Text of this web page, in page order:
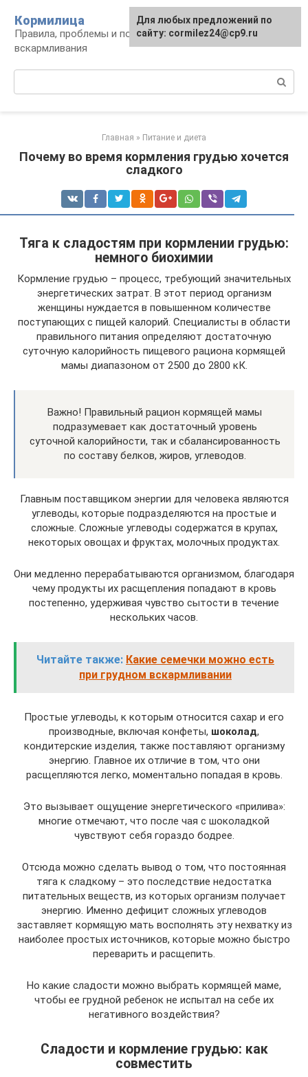
контенту
Кормилица
Правила, проблемы и польза грудного
вскармливания
Главная » Питание и диета
Почему во время кормления грудью хочется
сладкого
Тяга к сладостям при кормлении грудью:
немного биохимии
Кормление грудью – процесс, требующий значительных
энергетических затрат. В этот период организм
женщины нуждается в повышенном количестве
поступающих с пищей калорий. Специалисты в области
правильного питания определяют достаточную
суточную калорийность пищевого рациона кормящей
мамы диапазоном от 2500 до 2800 кК.
Важно! Правильный рацион кормящей мамы
подразумевает как достаточный уровень
суточной калорийности, так и сбалансированность
по составу белков, жиров, углеводов.
Главным поставщиком энергии для человека являются
углеводы, которые подразделяются на простые и
сложные. Сложные углеводы содержатся в крупах,
некоторых овощах и фруктах, молочных продуктах.
Они медленно перерабатываются организмом, благодаря
чему продукты их расщепления попадают в кровь
постепенно, удерживая чувство сытости в течение
нескольких часов.
Читайте также: Какие семечки можно есть
при грудном вскармливании
Простые углеводы, к которым относится сахар и его
производные, включая конфеты, шоколад,
кондитерские изделия, также поставляют организму
энергию. Главное их отличие в том, что они
расщепляются легко, моментально попадая в кровь.
Это вызывает ощущение энергетического «прилива»:
многие отмечают, что после чая с шоколадкой
чувствуют себя гораздо бодрее.
Отсюда можно сделать вывод о том, что постоянная
тяга к сладкому – это последствие недостатка
питательных веществ, из которых организм получает
энергию. Именно дефицит сложных углеводов
заставляет кормящую мать восполнять эту нехватку из
наиболее простых источников, которые можно быстро
переварить и расщепить.
Но какие сладости можно выбрать кормящей маме,
чтобы ее грудной ребенок не испытал на себе их
негативного воздействия?
Сладости и кормление грудью: как
совместить
Для любых предложений по
сайту: cormilez24@cp9.ru